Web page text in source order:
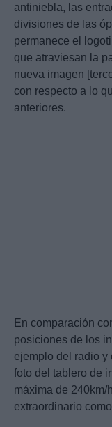
antiniebla, las
divisiones de las
permanece el
que atraviesan la
nueva imagen
con respecto a lo
anteriores.
En comparación
posiciones de los
ejemplo del radio y
foto del tablero de
máxima de 240km/
extraordinario